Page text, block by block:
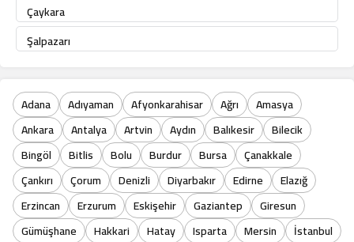
Çaykara
Şalpazarı
Adana Adıyaman Afyonkarahisar Ağrı
Amasya
Ankara
Antalya Artvin Aydın Balıkesir
Bilecik
Bingöl
Bitlis Bolu Burdur Bursa
Çanakkale
Çankırı
Çorum Denizli Diyarbakır Edirne
Elazığ
Erzincan
Erzurum Eskişehir Gaziantep
Giresun
Gümüşhane
Hakkari Hatay Isparta Mersin
İstanbul